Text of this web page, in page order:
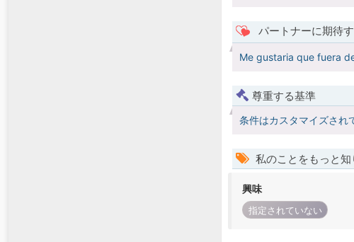
パートナーに期待
Me gustaria que fuera
尊重する基準
条件はカスタマイズされ
私のことをもっと知
興味
指定されていない